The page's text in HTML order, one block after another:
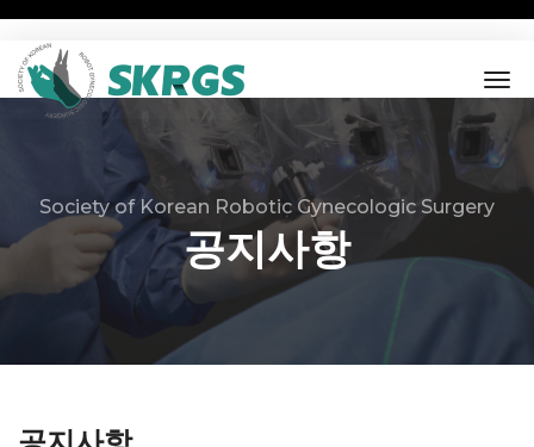
Society of Korean Robotic Gynecologic Surgery
공지사항